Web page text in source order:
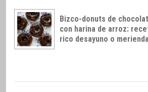
Bizco-donuts de
con harina de arroz:
rico desayuno o merienda